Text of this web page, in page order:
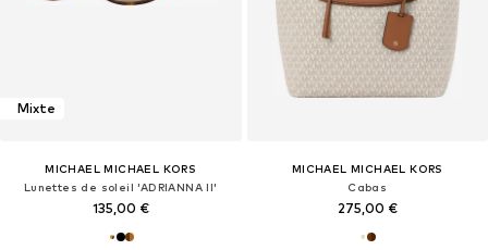
Mixte
MICHAEL MICHAEL KORS
Lunettes de soleil 'ADRIANNA II'
135,00 €
MICHAEL MICHAEL KORS
Cabas
275,00 €